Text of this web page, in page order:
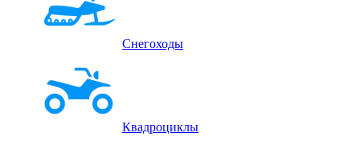
Снегоходы
Квадроциклы